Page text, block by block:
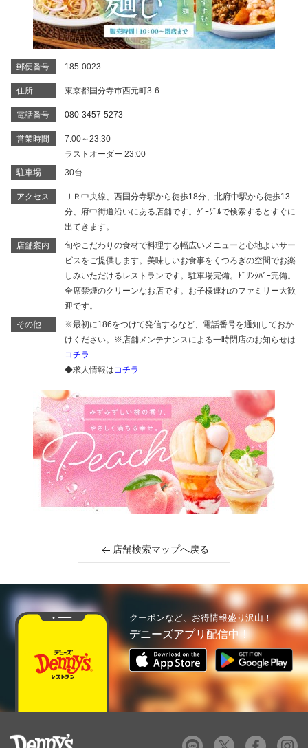
郵便番号 185-0023
住所 東京都国分寺市西元町3-6
電話番号 080-3457-5273
営業時間
7:00～23:30
ラストオーダー 23:00
駐車場
30台
アクセス
ＪＲ中央線、西国分寺駅から徒歩18分、北府中駅から徒歩13
分、府中街道沿いにある店舗です。ｸﾞｰｸﾞﾙで検索するとすぐに
出てきます。
店舗案内
旬やこだわりの食材で料理する幅広いメニューと心地よいサー
ビスをご提供します。美味しいお食事をくつろぎの空間でお楽
しみいただけるレストランです。駐車場完備。ﾄﾞﾘﾝｸﾊﾞｰ完備。
全席禁煙のクリーンなお店です。お子様連れのファミリー大歓
迎です。
その他
※最初に186をつけて発信するなど、電話番号を通知しておか
けください。※店舗メンテナンスによる一時閉店のお知らせは
コチラ
◆求人情報はコチラ
店舗検索マップへ戻る
クーポンなど、お得情報盛り沢山！
デニーズアプリ配信中！